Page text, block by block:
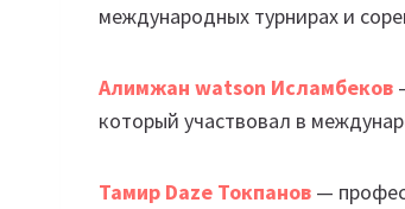
международных турнирах и
Алимжан watson Исламбеков
который участвовал в
Тамир Daze Токпанов —